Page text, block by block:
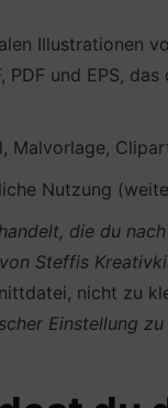
Illustrationen
PDF und EPS,
Nutzung
die du
Steffis
nicht zu
Einstellung